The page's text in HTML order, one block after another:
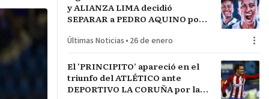
y ALIANZA LIMA decidió
SEPARAR a PEDRO AQUINO por
MONTEVIDEO
Últimas Noticias • 26 de enero
El ‘PRINCIPITO’ apareció en el
triunfo del ATLÉTICO ante
DEPORTIVO LA CORUÑA por la